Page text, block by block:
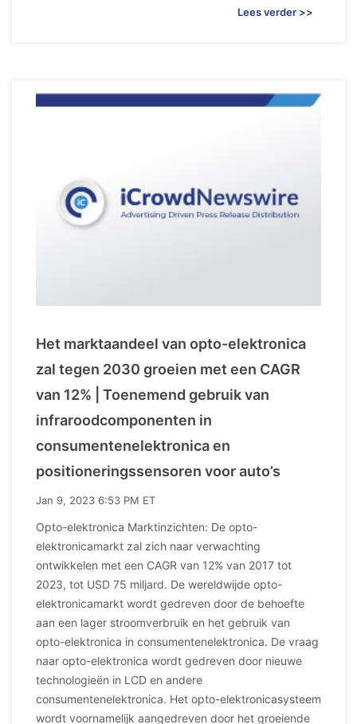
Lees verder >>
Het marktaandeel van opto-elektronica
zal tegen 2030 groeien met een CAGR
van 12% | Toenemend gebruik van
infraroodcomponenten in
consumentenelektronica en
positioneringssensoren voor auto’s
Jan 9, 2023 6:53 PM ET
Opto-elektronica Marktinzichten: De opto-
elektronicamarkt zal zich naar verwachting
ontwikkelen met een CAGR van 12% van 2017 tot
2023, tot USD 75 miljard. De wereldwijde opto-
elektronicamarkt wordt gedreven door de behoefte
aan een lager stroomverbruik en het gebruik van
opto-elektronica in consumentenelektronica. De vraag
naar opto-elektronica wordt gedreven door nieuwe
technologieën in LCD en andere
consumentenelektronica. Het opto-elektronicasysteem
wordt voornamelijk aangedreven door het groeiende